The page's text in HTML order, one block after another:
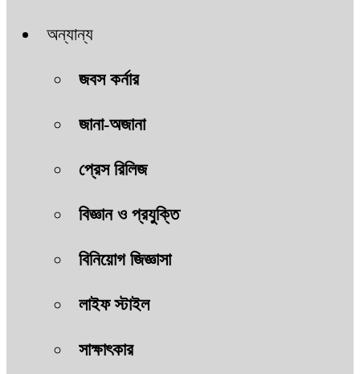
অন্যান্য
জবস কর্নার
জানা-অজানা
প্রেস রিলিজ
বিজ্ঞান ও প্রযুক্তি
বিনিয়োগ জিজ্ঞাসা
লাইফ স্টাইল
সাক্ষাৎকার